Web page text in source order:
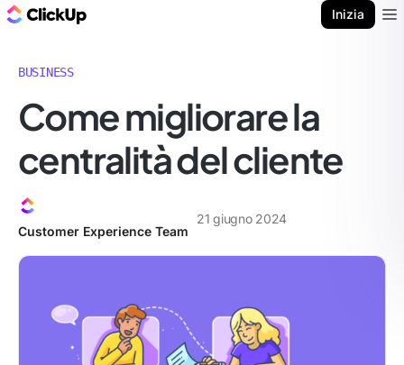
Inizia
BUSINESS
Come migliorare la
centralità del cliente
Customer Experience Team
21 giugno 2024